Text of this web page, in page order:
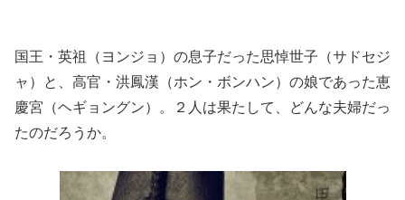
国王・英祖（ヨンジョ）の息子だった思悼世子（サドセジ
ャ）と、高官・洪鳳漢（ホン・ボンハン）の娘であった恵
慶宮（ヘギョングン）。２人は果たして、どんな夫婦だっ
たのだろうか。